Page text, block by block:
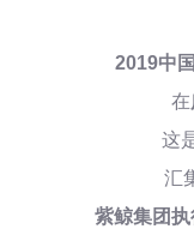
2019中
在
这
汇
紫鲸集团